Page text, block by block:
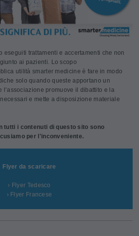
eseguiti trattamenti e accertamenti che non
ai pazienti. Lo scopo
utilità smarter medicine è fare in modo
solo quando queste apportano un
l’associazione promuove il dibattito e la
e mette a disposizione materiale
tutti i contenuti di questo sito sono
per l'inconveniente.
Flyer da scaricare
› Flyer Tedesco
› Flyer Francese